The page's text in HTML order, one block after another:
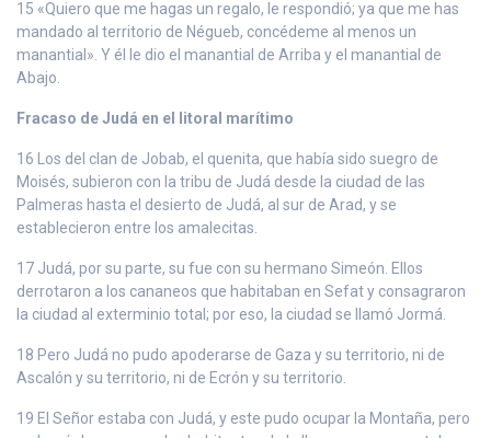
15 «Quiero que me hagas un regalo, le respondió; ya que me has
mandado al territorio de Négueb, concédeme al menos un
manantial». Y él le dio el manantial de Arriba y el manantial de
Abajo.
Fracaso de Judá en el litoral marítimo
16 Los del clan de Jobab, el quenita, que había sido suegro de
Moisés, subieron con la tribu de Judá desde la ciudad de las
Palmeras hasta el desierto de Judá, al sur de Arad, y se
establecieron entre los amalecitas.
17 Judá, por su parte, su fue con su hermano Simeón. Ellos
derrotaron a los cananeos que habitaban en Sefat y consagraron
la ciudad al exterminio total; por eso, la ciudad se llamó Jormá.
18 Pero Judá no pudo apoderarse de Gaza y su territorio, ni de
Ascalón y su territorio, ni de Ecrón y su territorio.
19 El Señor estaba con Judá, y este pudo ocupar la Montaña, pero